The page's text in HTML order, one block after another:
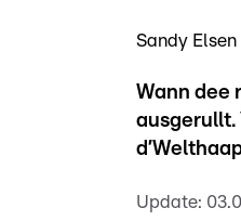
Sandy Elsen
Wann dee
ausgerullt.
Update: